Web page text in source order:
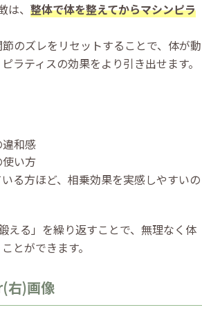
、 整体で体を整えてからマシンピラ
のズレをリセットすることで、体が動
ラティスの効果をより引き出せます。
和感
い方
る方ほど、相乗効果を実感しやすいの
える」を繰り返すことで、無理なく体
とができます。
)画像